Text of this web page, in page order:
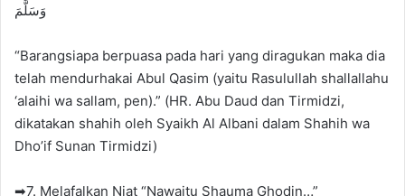
وَسَلَّمَ
“Barangsiapa berpuasa pada hari yang diragukan maka dia
telah mendurhakai Abul Qasim (yaitu Rasulullah shallallahu
‘alaihi wa sallam, pen).” (HR. Abu Daud dan Tirmidzi,
dikatakan shahih oleh Syaikh Al Albani dalam Shahih wa
Dho’if Sunan Tirmidzi)
➡7. Melafalkan Niat “Nawaitu Shauma Ghodin…”